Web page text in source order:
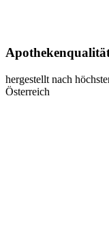
hergestellt nach
Österreich